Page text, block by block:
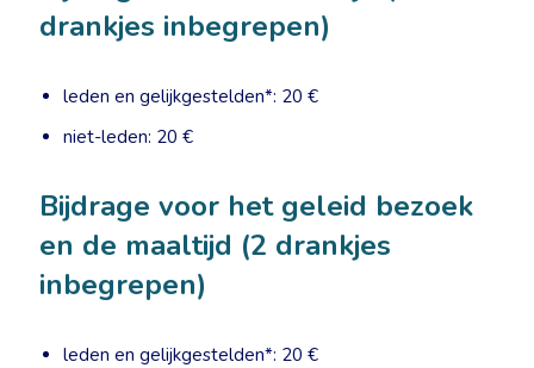
drankjes inbegrepen)
leden en gelijkgestelden*: 20 €
niet-leden: 20 €
Bijdrage voor het geleid bezoek
en de maaltijd (2 drankjes
inbegrepen)
leden en gelijkgestelden*: 20 €